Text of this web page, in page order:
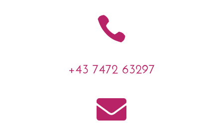

+43 7472 63297
